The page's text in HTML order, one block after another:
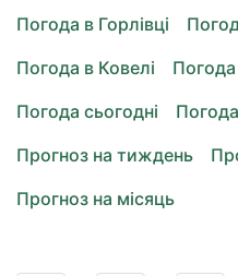
Погода в Горлівці
Погода в Ковелі
Погода
Погода сьогодні
Прогноз на тиждень
Прогноз на місяць